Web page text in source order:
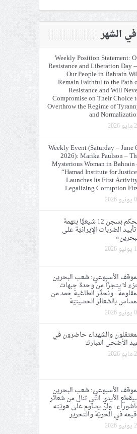
في الشهر
Weekly Position Statement:
Resistance and Liberation Day
Our People in Bahrain
Remain Faithful to the Path
Resistance and Will
Compromise on Their Choice
Overthrow the Regime of
and
Weekly Event (Saturday – June
2026): Marika Paulson –
Mysterious Woman in Bahrain
“Hamad Institute for
Launches Its First
Legalizing Corruption
الحكم بسجن 12 شيعيًّا بتهمة
الضربات الإيرانيّة على
الأسبوعيّ: شعب البحرين
لا يتجزّأ من وحدة جبهات
ونحذّر الطاغية حمد من
بالشعائر الحسينيّة
والشهداء حاضرون في
الأضحى المبارك
الأسبوعيّ: شعب البحرين
الأيدي التي تنال من شعائر
ولن يساوم على هويّته
في الحريّة والتحرير